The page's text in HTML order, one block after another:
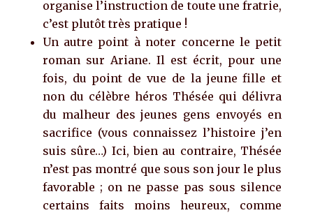
organise l’instruction de toute une fratrie,
c’est plutôt très pratique !
Un autre point à noter concerne le petit
roman sur Ariane. Il est écrit, pour une
fois, du point de vue de la jeune fille et
non du célèbre héros Thésée qui délivra
du malheur des jeunes gens envoyés en
sacrifice (vous connaissez l’histoire j’en
suis sûre…) Ici, bien au contraire, Thésée
n’est pas montré que sous son jour le plus
favorable ; on ne passe pas sous silence
certains faits moins heureux, comme